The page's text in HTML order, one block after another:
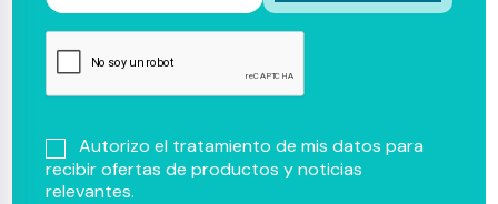
Autorizo el tratamiento de mis datos para
recibir ofertas de productos y noticias
relevantes.